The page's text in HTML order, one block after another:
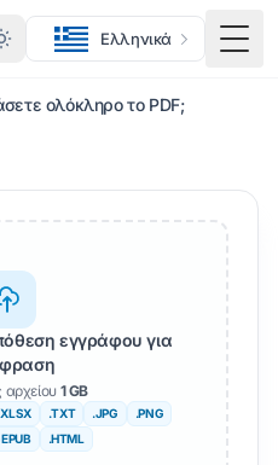
Ελληνικά
ολόκληρο το PDF;
εγγράφου για
1 GB
XLSX .TXT .JPG
.PNG
EPUB .HTML